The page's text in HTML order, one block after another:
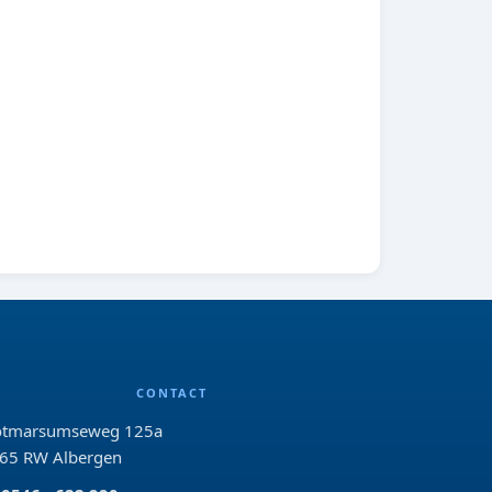
CONTACT
125a
RW Albergen